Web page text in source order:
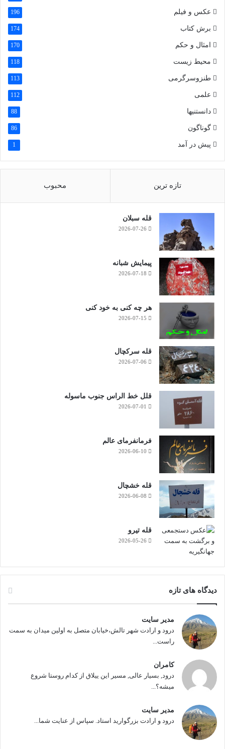
عکس و فیلم 196
برش کتاب 174
امثال و حکم 170
محیط زیست 118
طنزوسرگرمی 113
علمی 112
دانستنیها 88
گوناگون 86
پیش در آمد 1
تازه ترین محبوب
قله سبلان
2026-07-26
پیمایش شبانه
2026-07-18
هر چه کنی به خود کنی
2026-07-15
قله سرکچال
2026-07-06
قلل خط الراس جنوب ماسوله
2026-07-01
فرمانفرمای عالم
2026-06-10
قله خشچال
2026-06-08
قله تیرو
2026-05-26
دیدگاه های تازه
مدیر سایت
درود و ارادت شهر تالش،خیابان متصل به اولین میدان به سمت
راست...
کامران
درود, بسیار عالی, مسیر این ییلاق از کدام روستا شروع
میشه؟...
مدیر سایت
درود و ارادت بزرگوارید استاد. سپاس از عنایت شما...